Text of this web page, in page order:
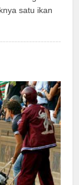
satu ikan